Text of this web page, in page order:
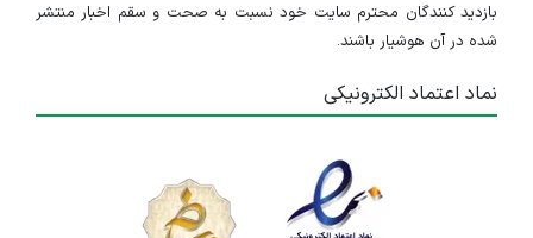
بازدید کنندگان محترم سایت خود نسبت به صحت و سقم اخبار منتشر
شده در آن هوشیار باشند.
نماد اعتماد الکترونیکی